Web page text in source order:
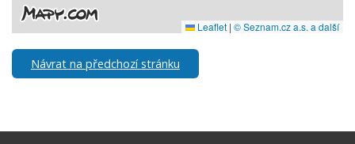
Návrat na předchozí stránku